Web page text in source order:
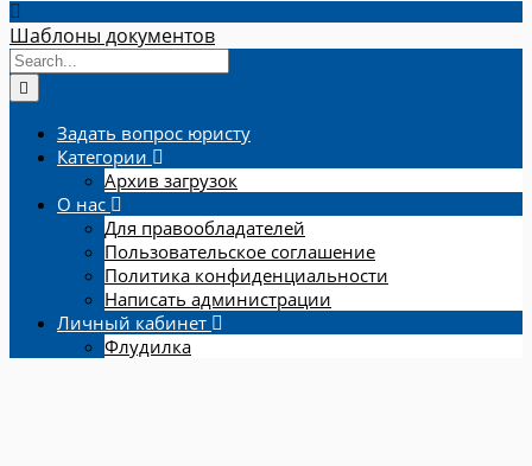
Шаблоны документов
Задать вопрос юристу
Категории
Архив загрузок
О нас
Для правообладателей
Пользовательское соглашение
Политика конфиденциальности
Написать администрации
Личный кабинет
Флудилка